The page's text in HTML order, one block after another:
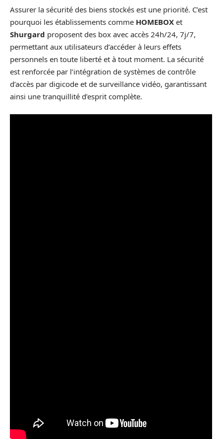
Assurer la sécurité des biens stockés est une priorité. C’est
pourquoi les établissements comme HOMEBOX et
Shurgard proposent des box avec accès 24h/24, 7j/7,
permettant aux utilisateurs d’accéder à leurs effets
personnels en toute liberté et à tout moment. La sécurité
est renforcée par l’intégration de systèmes de contrôle
d’accès par digicode et de surveillance vidéo, garantissant
ainsi une tranquillité d’esprit complète.